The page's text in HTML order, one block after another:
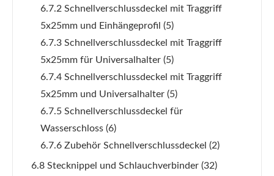
6.7.2 Schnellverschlussdeckel mit Traggriff
5x25mm und Einhängeprofil (5)
6.7.3 Schnellverschlussdeckel mit Traggriff
5x25mm für Universalhalter (5)
6.7.4 Schnellverschlussdeckel mit Traggriff
5x25mm und Universalhalter (5)
6.7.5 Schnellverschlussdeckel für
Wasserschloss (6)
6.7.6 Zubehör Schnellverschlussdeckel (2)
6.8 Stecknippel und Schlauchverbinder (32)